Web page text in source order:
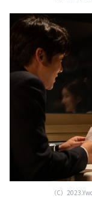
（C）